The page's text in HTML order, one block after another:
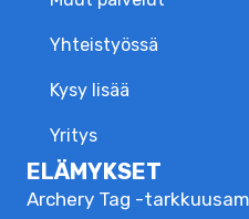
Yhteistyössä
Kysy lisää
Yritys
ELÄMYKSET
Archery Tag -